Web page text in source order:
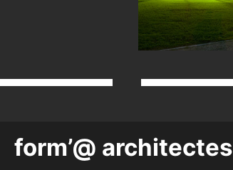
form’@ architectes